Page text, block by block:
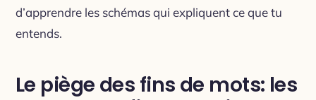
d’apprendre les schémas qui expliquent ce que tu
entends.
Le piège des fins de mots: les